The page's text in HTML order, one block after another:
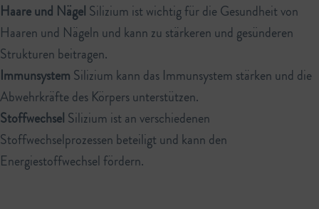
Haare und Nägel Silizium ist wichtig für die Gesundheit von
Haaren und Nägeln und kann zu stärkeren und gesünderen
Strukturen beitragen.
Immunsystem Silizium kann das Immunsystem stärken und die
Abwehrkräfte des Körpers unterstützen.
Stoffwechsel Silizium ist an verschiedenen
Stoffwechselprozessen beteiligt und kann den
Energiestoffwechsel fördern.